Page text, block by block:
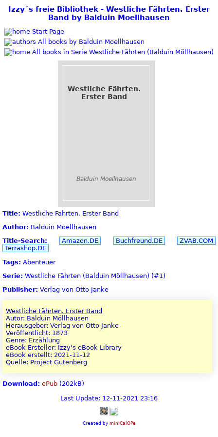
Izzy´s freie Bibliothek - Westliche Fährten. Erster
Band by Balduin Moellhausen
Start Page
All books by Balduin Moellhausen
All books in Serie Westliche Fährten (Balduin Möllhausen)
Westliche Fährten.
Erster Band
Balduin Moellhausen
Title: Westliche Fährten. Erster Band
Author: Balduin Moellhausen
Title-Search:
Amazon.DE Buchfreund.DE
ZVAB.COM
Terrashop.DE
Tags: Abenteuer
Serie: Westliche Fährten (Balduin Möllhausen) (#1)
Publisher: Verlag von Otto Janke
Westliche Fährten. Erster Band
Autor: Balduin Möllhausen
Herausgeber: Verlag von Otto Janke
Veröffentlicht: 1873
Genre: Erzählung
eBook Ersteller: Izzy's eBook Library
eBook erstellt: 2021-11-12
Quelle: Project Gutenberg
Download: ePub (202kB)
Last Update: 12-11-2021 23:16
Created by miniCalOPe